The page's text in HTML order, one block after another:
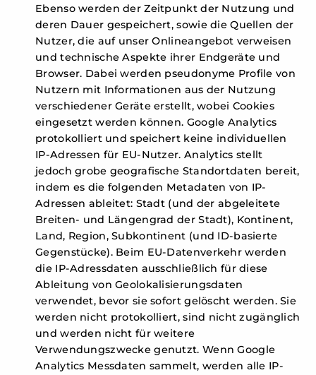
Ebenso werden der Zeitpunkt der Nutzung und
deren Dauer gespeichert, sowie die Quellen der
Nutzer, die auf unser Onlineangebot verweisen
und technische Aspekte ihrer Endgeräte und
Browser. Dabei werden pseudonyme Profile von
Nutzern mit Informationen aus der Nutzung
verschiedener Geräte erstellt, wobei Cookies
eingesetzt werden können. Google Analytics
protokolliert und speichert keine individuellen
IP-Adressen für EU-Nutzer. Analytics stellt
jedoch grobe geografische Standortdaten bereit,
indem es die folgenden Metadaten von IP-
Adressen ableitet: Stadt (und der abgeleitete
Breiten- und Längengrad der Stadt), Kontinent,
Land, Region, Subkontinent (und ID-basierte
Gegenstücke). Beim EU-Datenverkehr werden
die IP-Adressdaten ausschließlich für diese
Ableitung von Geolokalisierungsdaten
verwendet, bevor sie sofort gelöscht werden. Sie
werden nicht protokolliert, sind nicht zugänglich
und werden nicht für weitere
Verwendungszwecke genutzt. Wenn Google
Analytics Messdaten sammelt, werden alle IP-